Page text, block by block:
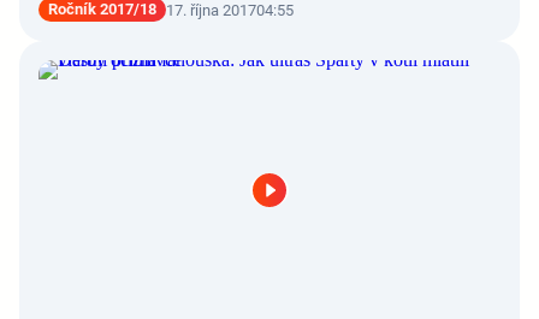
Ročník 2017/18 17. října 201704:55